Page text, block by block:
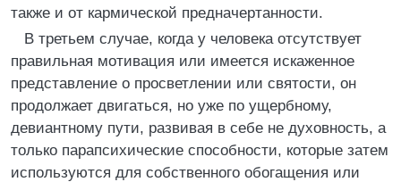
также и от кармической предначертанности.
В третьем случае, когда у человека отсутствует
правильная мотивация или имеется искаженное
представление о просветлении или святости, он
продолжает двигаться, но уже по ущербному,
девиантному пути, развивая в себе не духовность, а
только парапсихические способности, которые затем
используются для собственного обогащения или